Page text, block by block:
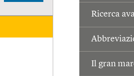
Ricerca
Il gran